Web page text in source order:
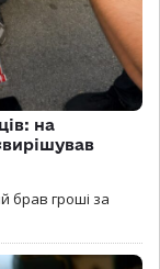
на
брав гроші за